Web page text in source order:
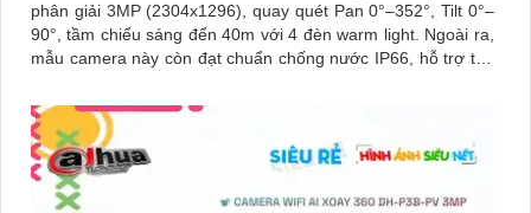
phân giải 3MP (2304x1296), quay quét Pan 0°–352°, Tilt 0°–
90°, tầm chiếu sáng đến 40m với 4 đèn warm light. Ngoài ra,
mẫu camera này còn đạt chuẩn chống nước IP66, hỗ trợ thẻ